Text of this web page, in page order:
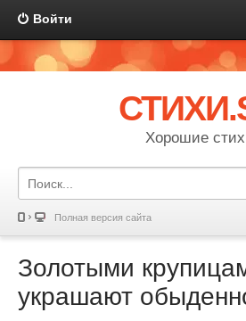
Войти
Хорошие
Полная версия сайта
Золотыми
украшают